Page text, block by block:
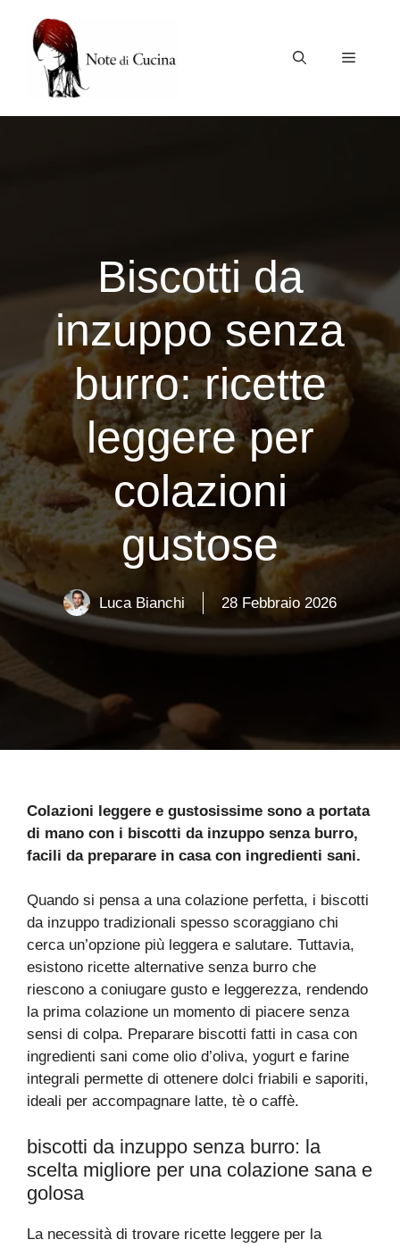
contenuto
Menu
Biscotti da
inzuppo senza
burro: ricette
leggere per
colazioni
gustose
Luca Bianchi 28 Febbraio 2026
Colazioni leggere e gustosissime sono a portata
di mano con i biscotti da inzuppo senza burro,
facili da preparare in casa con ingredienti sani.
Quando si pensa a una colazione perfetta, i biscotti
da inzuppo tradizionali spesso scoraggiano chi
cerca un’opzione più leggera e salutare. Tuttavia,
esistono ricette alternative senza burro che
riescono a coniugare gusto e leggerezza, rendendo
la prima colazione un momento di piacere senza
sensi di colpa. Preparare biscotti fatti in casa con
ingredienti sani come olio d’oliva, yogurt e farine
integrali permette di ottenere dolci friabili e saporiti,
ideali per accompagnare latte, tè o caffè.
biscotti da inzuppo senza burro: la
scelta migliore per una colazione sana e
golosa
La necessità di trovare ricette leggere per la